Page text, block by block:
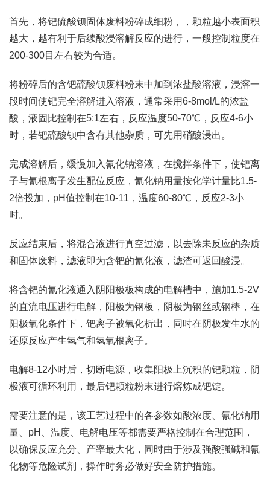
首先，将钯硫酸钡固体废料粉碎成细粉，，颗粒越小表面积
越大，越有利于后续酸浸溶解反应的进行，一般控制粒度在
200-300目左右较为合适。
将粉碎后的含钯硫酸钡废料粉末中加到浓盐酸溶液，浸溶一
段时间使钯完全溶解进入溶液，通常采用6-8mol/L的浓盐
酸，液固比控制在5:1左右，反应温度50-70℃，反应4-6小
时，若钯硫酸钡中含有其他杂质，可先用硝酸浸出。
完成溶解后，缓慢加入氰化钠溶液，在搅拌条件下，使钯离
子与氰根离子发生配位反应，氰化钠用量按化学计量比1.5-
2倍投加，pH值控制在10-11，温度60-80℃，反应2-3小
时。
反应结束后，将混合液进行真空过滤，以去除未反应的杂质
和固体废料，滤液即为含钯的氰化液，滤渣可返回酸浸。
将含钯的氰化液通入阴阳极板构成的电解槽中，施加1.5-2V
的直流电压进行电解，阳极为钢板，阴极为钢丝或钢棒，在
阳极氧化条件下，钯离子被氧化析出，同时在阴极发生水的
还原反应产生氢气和氢氧根离子。
电解8-12小时后，切断电源，收集阳极上沉积的钯颗粒，阴
极液可循环利用，最后钯颗粒粉末进行熔炼成钯锭。
需要注意的是，该工艺过程中的各参数如酸浓度、氰化钠用
量、pH、温度、电解电压等都需要严格控制在合理范围，
以确保反应充分、产率最大化，同时由于涉及强酸强碱和氰
化物等危险试剂，操作时务必做好安全防护措施。